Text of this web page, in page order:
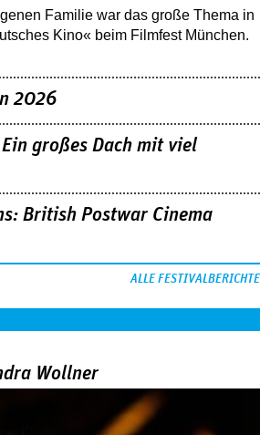
Familie war das große Thema in
Kino« beim Filmfest München.
2026
großes Dach mit viel
British Postwar Cinema
ALLE FESTIVALBERICHTE
Wollner